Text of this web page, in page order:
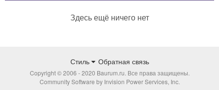
Здесь ещё ничего нет
Стиль Обратная связь
Copyright © 2006 - 2020 Baurum.ru. Все права защищены.
Community Software by Invision Power Services, Inc.